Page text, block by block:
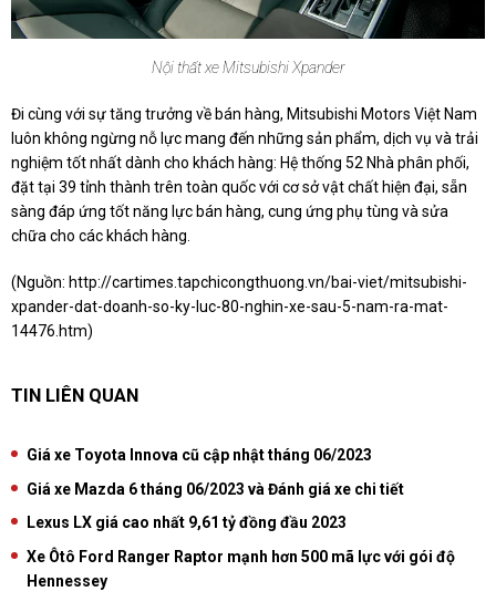
Nội thất xe Mitsubishi Xpander
Đi cùng với sự tăng trưởng về bán hàng, Mitsubishi Motors Việt Nam
luôn không ngừng nỗ lực mang đến những sản phẩm, dịch vụ và trải
nghiệm tốt nhất dành cho khách hàng: Hệ thống 52 Nhà phân phối,
đặt tại 39 tỉnh thành trên toàn quốc với cơ sở vật chất hiện đại, sẵn
sàng đáp ứng tốt năng lực bán hàng, cung ứng phụ tùng và sửa
chữa cho các khách hàng.
(Nguồn: http://cartimes.tapchicongthuong.vn/bai-viet/mitsubishi-
xpander-dat-doanh-so-ky-luc-80-nghin-xe-sau-5-nam-ra-mat-
14476.htm)
TIN LIÊN QUAN
Giá xe Toyota Innova cũ cập nhật tháng 06/2023
Giá xe Mazda 6 tháng 06/2023 và Đánh giá xe chi tiết
Lexus LX giá cao nhất 9,61 tỷ đồng đầu 2023
Xe Ôtô Ford Ranger Raptor mạnh hơn 500 mã lực với gói độ
Hennessey